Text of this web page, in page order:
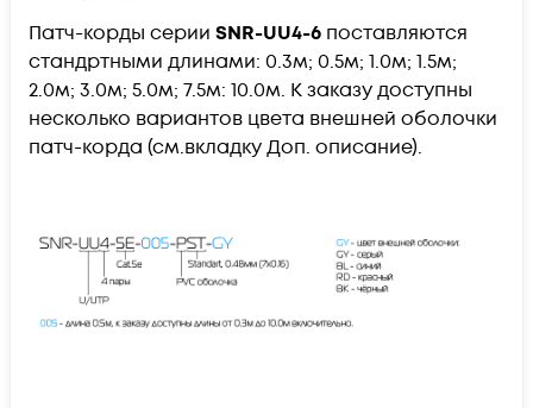
Патч-корды серии SNR-UU4-6 поставляются
стандртными длинами: 0.3м; 0.5м; 1.0м; 1.5м;
2.0м; 3.0м; 5.0м; 7.5м: 10.0м. К заказу доступны
несколько вариантов цвета внешней оболочки
патч-корда (см.вкладку Доп. описание).